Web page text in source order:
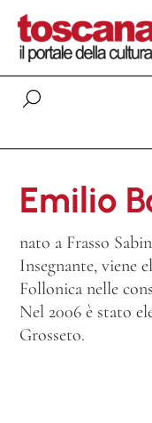
Emilio
nato a Frasso
Insegnante, viene
Follonica nelle
Nel 2006 è stato
Grosseto.